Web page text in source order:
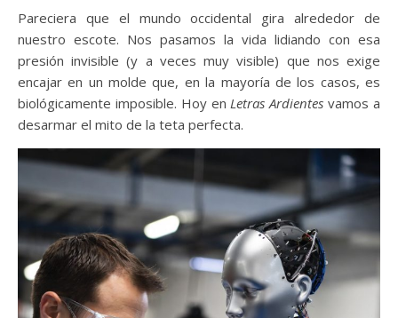
Pareciera que el mundo occidental gira alrededor de
nuestro escote. Nos pasamos la vida lidiando con esa
presión invisible (y a veces muy visible) que nos exige
encajar en un molde que, en la mayoría de los casos, es
biológicamente imposible. Hoy enLetras Ardientes vamos a
desarmar el mito de la teta perfecta.